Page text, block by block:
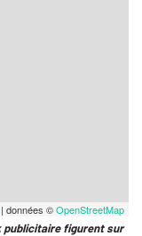
| données ©OpenStreetMap
publicitaire figurent sur